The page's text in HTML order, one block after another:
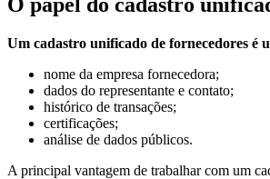
Um cadastro unificado de fornecedores é
nome da empresa fornecedora;
dados do representante e contato;
histórico de transações;
certificações;
análise de dados públicos.
A principal vantagem de trabalhar com um